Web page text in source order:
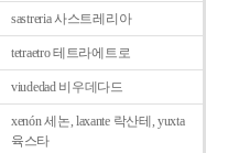
sastreria 사스트레리아
tetraetro 테트라에트로
viudedad 비우데다드
xenón 세논, laxante 락산테, yuxta
육스타